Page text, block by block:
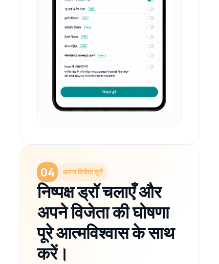
04 अपना विजेता चुनें
निष्पक्ष ड्रॉ चलाएँ और
अपने विजेता की घोषणा
पूरे आत्मविश्वास के साथ
करें।